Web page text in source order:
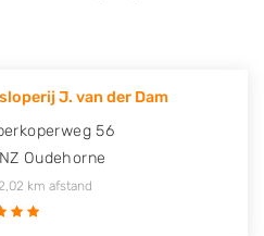
J. van der Dam
56
Oudehorne
km afstand